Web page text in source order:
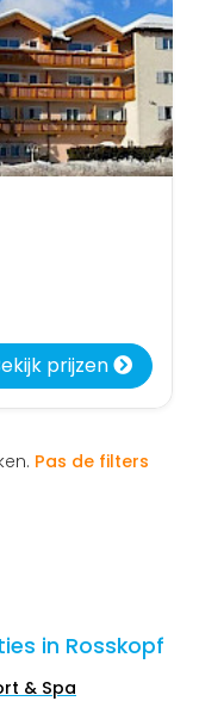
prijzen
Pas de filters
in Rosskopf
& Spa